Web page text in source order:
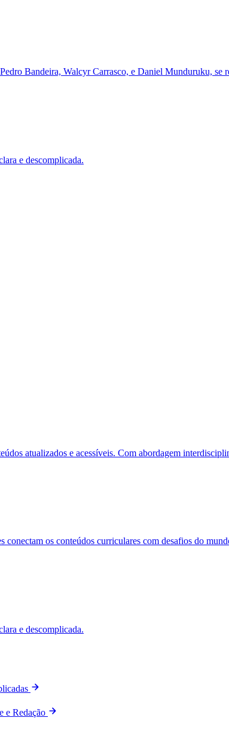
Bandeira, Walcyr Carrasco, e Daniel Munduruku,
e descomplicada.
atualizados e acessíveis. Com abordagem
conectam os conteúdos curriculares com desafios do
e descomplicada.
e Redação